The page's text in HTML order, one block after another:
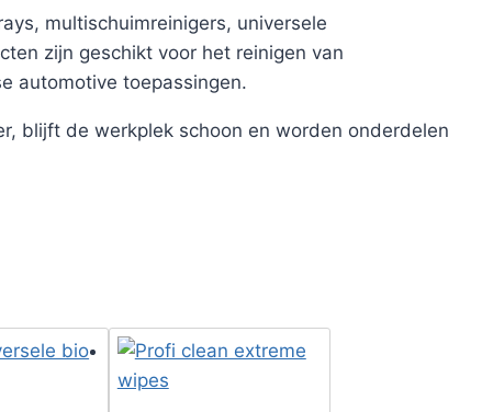
multischuimreinigers, universele
zijn geschikt voor het reinigen van
automotive toepassingen.
blijft de werkplek schoon en worden onderdelen